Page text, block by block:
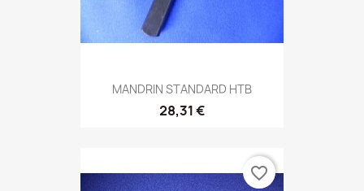
MANDRIN STANDARD HTB
28,31 €
favorite_border